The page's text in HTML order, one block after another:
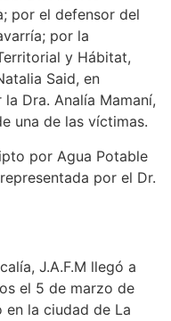
por el defensor del
por la
y Hábitat,
Said, en
Dra. Analía Mamaní,
una de las víctimas.
por Agua Potable
por el Dr.
J.A.F.M llegó a
el 5 de marzo de
la ciudad de La